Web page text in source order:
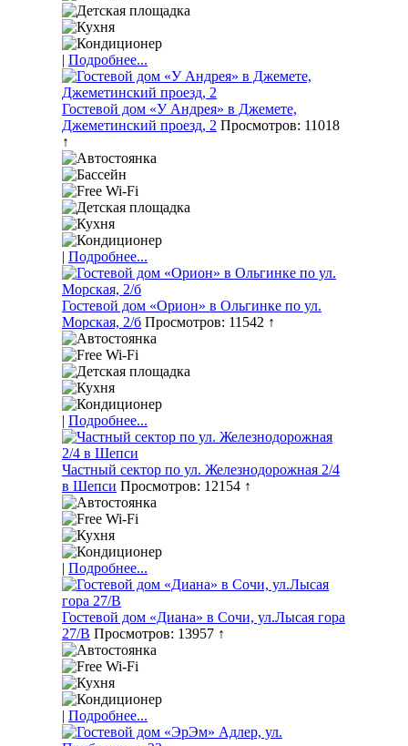
| Подробнее...
Гостевой дом «У Андрея» в Джемете,
Джеметинский проезд, 2 Просмотров: 11018
↑
| Подробнее...
Гостевой дом «Орион» в Ольгинке по ул.
Морская, 2/б Просмотров: 11542 ↑
| Подробнее...
Частный сектор по ул. Железнодорожная 2/4
в Шепси Просмотров: 12154 ↑
| Подробнее...
Гостевой дом «Диана» в Сочи, ул.Лысая гора
27/В Просмотров: 13957 ↑
| Подробнее...